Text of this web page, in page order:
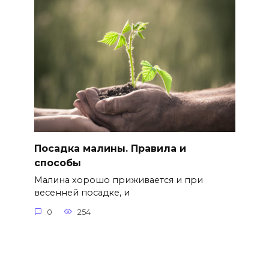
Посадка малины. Правила и
способы
Малина хорошо приживается и при
весенней посадке, и
0 254